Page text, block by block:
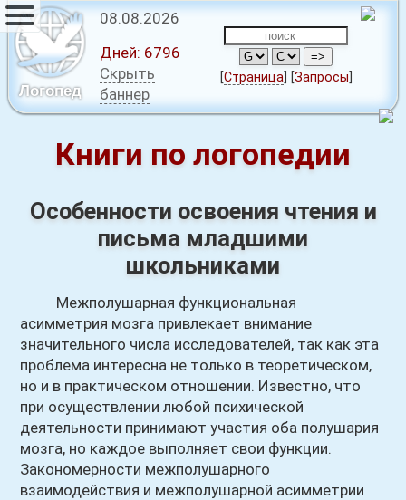
Логопед
08.08.2026
Дней: 6796
Скрыть
баннер
[Страница [Запросы
Книги по логопедии
Особенности освоения чтения и
письма младшими
школьниками
Межполушарная функциональная
асимметрия мозга привлекает внимание
значительного числа исследователей, так как эта
проблема интересна не только в теоретическом,
но и в практическом отношении. Известно, что
при осуществлении любой психической
деятельности принимают участия оба полушария
мозга, но каждое выполняет свои функции.
Закономерности межполушарного
взаимодействия и межполушарной асимметрии